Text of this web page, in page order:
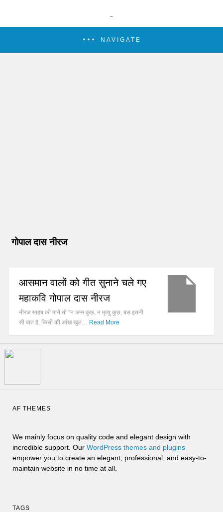
NAVIGATE
गोपाल दास नीरज
आसमान वालों को गीत सुनाने चले गए
महाकवि गोपाल दास नीरज
नीरज साहब की मानें तो "न जन्म कुछ, न मृत्यु कुछ, बस इतनी
सी बात है, किसी की आंख खुल… Read More
AF THEMES
We mainly focus on quality code and elegant design with
incredible support. Our WordPress themes and plugins
empower you to create an elegant, professional, and easy-to-
maintain website in no time at all.
TAGS